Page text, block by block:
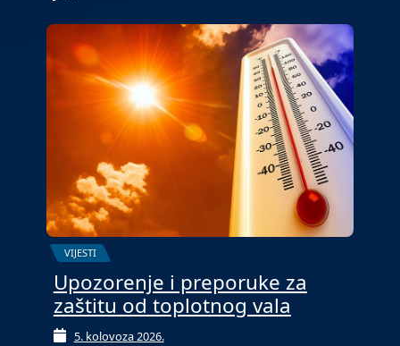
VIJESTI
Upozorenje i preporuke za
zaštitu od toplotnog vala
5. kolovoza 2026.